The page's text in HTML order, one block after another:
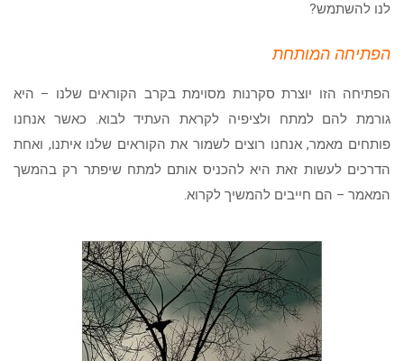
לנו להשתמש?
הפתיחה המותחת
הפתיחה הזו יוצרת סקרנות מסוימת בקרב הקוראים שלנו – היא
גורמת להם למתח ולציפיה לקראת העתיד לבוא. כאשר אנחנו
פותחים מאמר, אנחנו רוצים לשמור את הקוראים שלנו איתנו, ואחת
הדרכים לעשות זאת היא להכניס אותם למתח שיפתר רק בהמשך
המאמר – הם חייבים להמשיך לקרוא.